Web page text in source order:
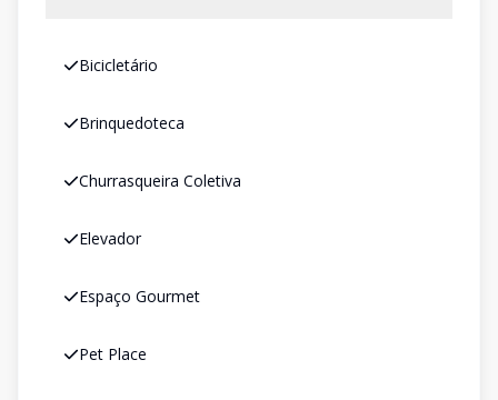
Bicicletário
Brinquedoteca
Churrasqueira Coletiva
Elevador
Espaço Gourmet
Pet Place